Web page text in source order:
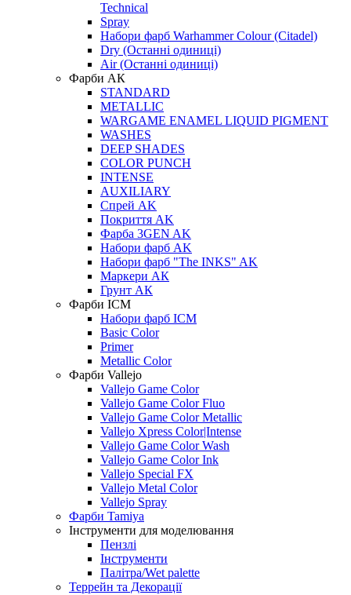
Technical
Spray
Набори фарб Warhammer Colour (Citadel)
Dry (Останні одиниці)
Air (Останні одиниці)
Фарби АК
STANDARD
METALLIC
WARGAME ENAMEL LIQUID PIGMENT
WASHES
DEEP SHADES
COLOR PUNCH
INTENSE
AUXILIARY
Спрей AK
Покриття AK
Фарба 3GEN AK
Набори фарб AK
Набори фарб "The INKS" AK
Маркери АК
Грунт АК
Фарби ICM
Набори фарб ICM
Basic Color
Primer
Metallic Color
Фарби Vallejo
Vallejo Game Color
Vallejo Game Color Fluo
Vallejo Game Color Metallic
Vallejo Xpress Color|Intense
Vallejo Game Color Wash
Vallejo Game Color Ink
Vallejo Special FX
Vallejo Metal Color
Vallejo Spray
Фарби Tamiya
Інструменти для моделювання
Пензлі
Інструменти
Палітра/Wet palette
Террейн та Декорації